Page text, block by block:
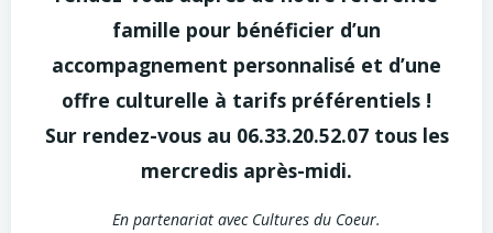
famille pour bénéficier d’un
accompagnement personnalisé et d’une
offre culturelle à tarifs préférentiels !
Sur rendez-vous au 06.33.20.52.07 tous les
mercredis après-midi.
En partenariat avec Cultures du Coeur.